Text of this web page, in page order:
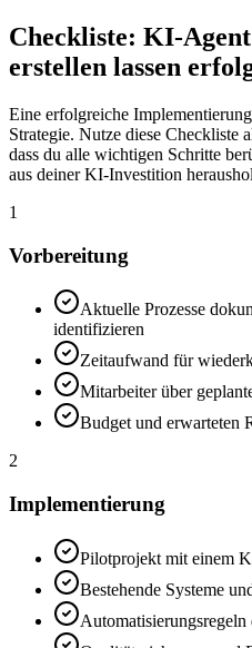
Checkliste: KI-
erstellen lassen
Eine erfolgreiche
Strategie. Nutze diese Checkliste
dass du alle wichtigen Schritte
aus deiner KI-Investition
1
Vorbereitung
Aktuelle Prozesse
identifizieren
Zeitaufwand für
Mitarbeiter über
Budget und erwarteten
2
Implementierung
Pilotprojekt mit einem
Bestehende Systeme
Automatisierungsregeln